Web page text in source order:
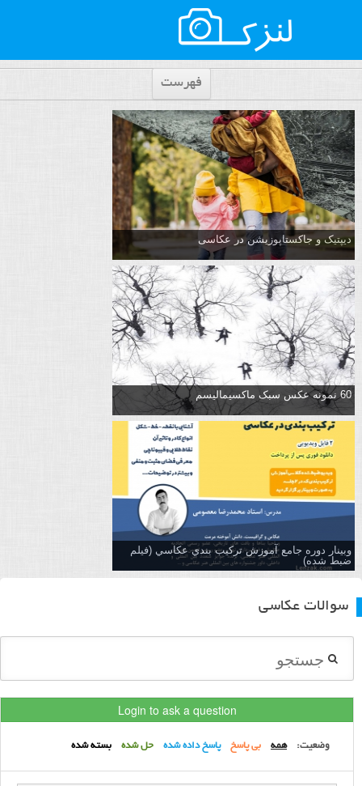
فهرست
دیپتیک و جاکستا‌پوزیشن در عکاسی
60 نمونه عکس سبک ماکسیمالیسم
وبینار دوره جامع آموزش تركيب بندي عكاسي (فیلم
ضبط شده)
سوالات عکاسی
Login to ask a question
وضعیت: همه بی پاسخ پاسخ داده شده حل شده بسته شده